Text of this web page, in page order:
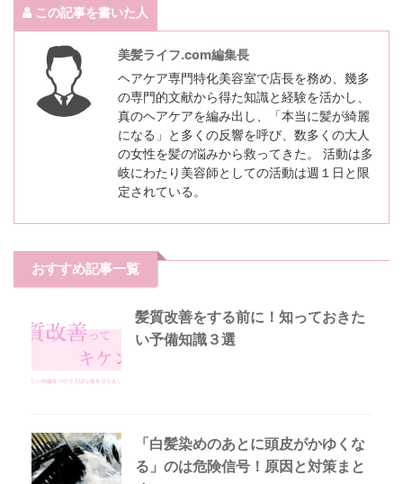
この記事を書いた人
美髪ライフ.com編集長
ヘアケア専門特化美容室で店長を務め、幾多
の専門的文献から得た知識と経験を活かし、
真のヘアケアを編み出し、「本当に髪が綺麗
になる」と多くの反響を呼び、数多くの大人
の女性を髪の悩みから救ってきた。 活動は多
岐にわたり美容師としての活動は週１日と限
定されている。
おすすめ記事一覧
髪質改善をする前に！知っておきた
い予備知識３選
「白髪染めのあとに頭皮がかゆくな
る」のは危険信号！原因と対策まと